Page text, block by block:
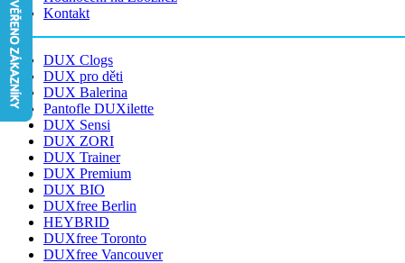
Kontakt
DUX Clogs
DUX pro děti
DUX Balerina
Pantofle DUXilette
DUX Sensi
DUX ZORI
DUX Trainer
DUX Premium
DUX BIO
DUXfree Berlin
HEYBRID
DUXfree Toronto
DUXfree Vancouver